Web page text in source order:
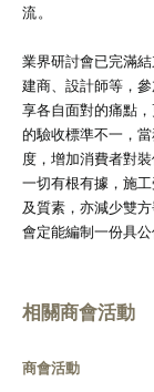
流。
業界研討會已完滿
建商、設計師等，
享各自面對的痛點
的驗收標準不一，
度，增加消費者對
一切有根有據，施
及質素，亦減少雙
會定能編制一份具
相關商會活動
商會活動